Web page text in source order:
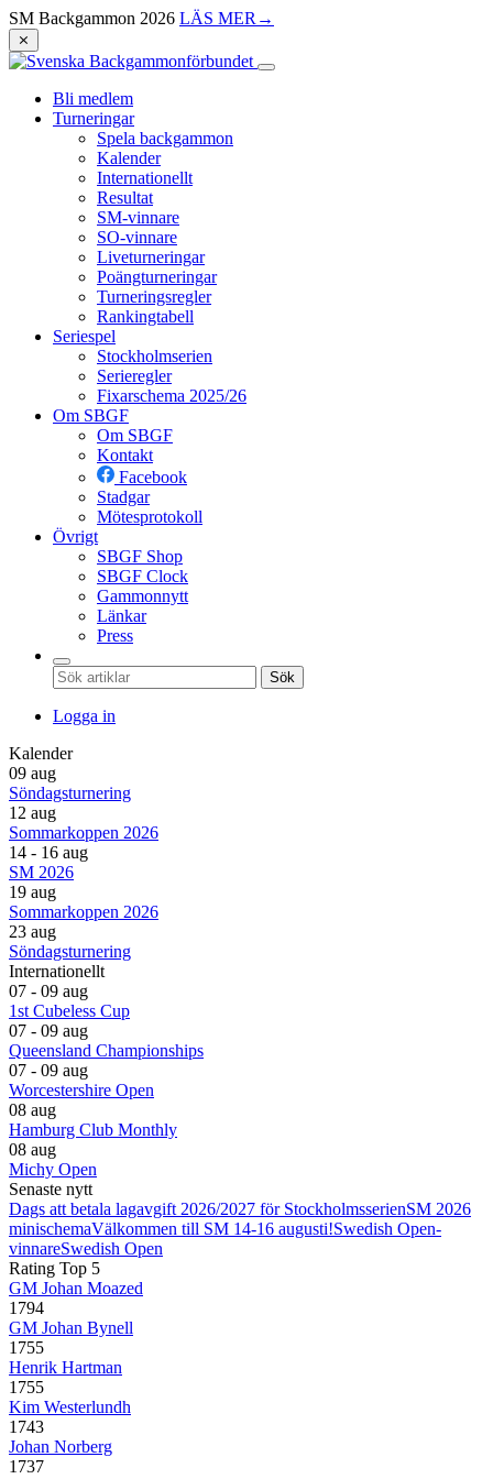
SM Backgammon 2026 LÄS MER →
⨯
Bli medlem
Turneringar
Spela backgammon
Kalender
Internationellt
Resultat
SM-vinnare
SO-vinnare
Liveturneringar
Poängturneringar
Turneringsregler
Rankingtabell
Seriespel
Stockholmserien
Serieregler
Fixarschema 2025/26
Om SBGF
Om SBGF
Kontakt
Facebook
Stadgar
Mötesprotokoll
Övrigt
SBGF Shop
SBGF Clock
Gammonnytt
Länkar
Press
Sök
Logga in
Kalender
09 aug
Söndagsturnering
12 aug
Sommarkoppen 2026
14 - 16 aug
SM 2026
19 aug
Sommarkoppen 2026
23 aug
Söndagsturnering
Internationellt
07 - 09 aug
1st Cubeless Cup
07 - 09 aug
Queensland Championships
07 - 09 aug
Worcestershire Open
08 aug
Hamburg Club Monthly
08 aug
Michy Open
Senaste nytt
Dags att betala lagavgift 2026/2027 för StockholmsserienSM 2026
minischemaVälkommen till SM 14-16 augusti!Swedish Open-
vinnareSwedish Open
Rating Top 5
GM Johan Moazed
1794
GM Johan Bynell
1755
Henrik Hartman
1755
Kim Westerlundh
1743
Johan Norberg
1737